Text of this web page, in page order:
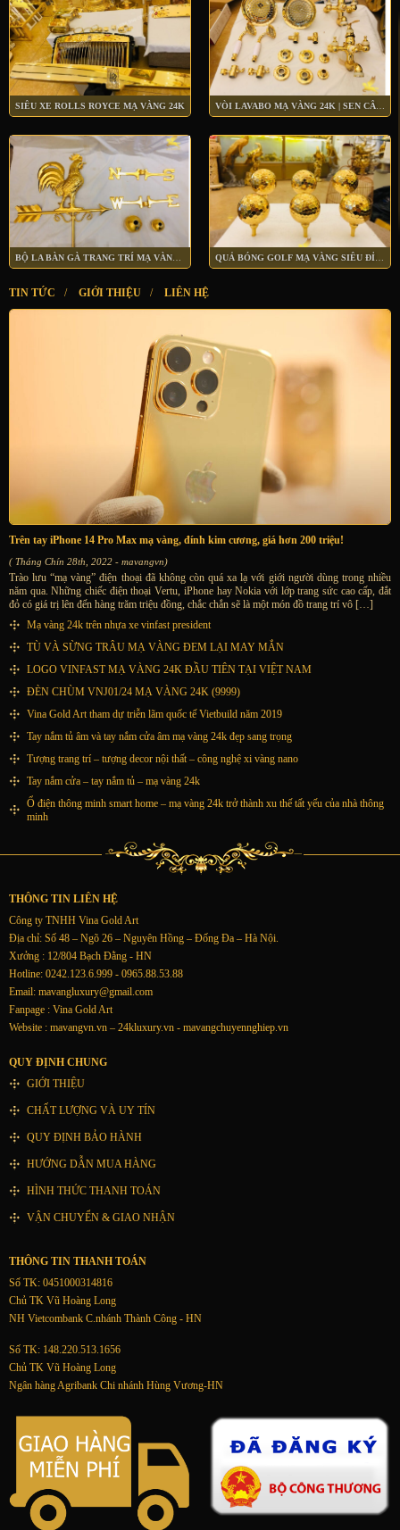
SIÊU XE ROLLS ROYCE MẠ VÀNG 24K VÒI LAVABO MẠ VÀNG 24K | SEN CÂY MẠ VÀNG 24K
BỘ LA BÀN GÀ TRANG TRÍ MẠ VÀNG 24K QUẢ BÓNG GOLF MẠ VÀNG SIÊU ĐỈNH
TIN TỨC / GIỚI THIỆU / LIÊN HỆ
Trên tay iPhone 14 Pro Max mạ vàng, đính kim cương, giá hơn 200 triệu!
( Tháng Chín 28th, 2022 - mavangvn)
Trào lưu “mạ vàng” điện thoại đã không còn quá xa lạ với giới người dùng trong nhiều
năm qua. Những chiếc điện thoại Vertu, iPhone hay Nokia với lớp trang sức cao cấp, đắt
đỏ có giá trị lên đến hàng trăm triệu đồng, chắc chắn sẽ là một món đồ trang trí vô […]
Mạ vàng 24k trên nhựa xe vinfast president
TÙ VÀ SỪNG TRÂU MẠ VÀNG ĐEM LẠI MAY MẮN
LOGO VINFAST MẠ VÀNG 24K ĐẦU TIÊN TẠI VIỆT NAM
ĐÈN CHÙM VNJ01/24 MẠ VÀNG 24K (9999)
Vina Gold Art tham dự triễn lãm quốc tế Vietbuild năm 2019
Tay nắm tủ âm và tay nắm cửa âm mạ vàng 24k đẹp sang trọng
Tượng trang trí – tượng decor nội thất – công nghệ xi vàng nano
Tay nắm cửa – tay nắm tủ – mạ vàng 24k
Ổ điện thông minh smart home – mạ vàng 24k trở thành xu thế tất yếu của nhà thông
minh
THÔNG TIN LIÊN HỆ
Công ty TNHH Vina Gold Art
Địa chỉ: Số 48 – Ngõ 26 – Nguyên Hồng – Đống Đa – Hà Nội.
Xưởng : 12/804 Bạch Đằng - HN
Hotline: 0242.123.6.999 - 0965.88.53.88
Email: mavangluxury@gmail.com
Fanpage : Vina Gold Art
Website : mavangvn.vn – 24kluxury.vn - mavangchuyennghiep.vn
QUY ĐỊNH CHUNG
GIỚI THIỆU
CHẤT LƯỢNG VÀ UY TÍN
QUY ĐỊNH BẢO HÀNH
HƯỚNG DẪN MUA HÀNG
HÌNH THỨC THANH TOÁN
VẬN CHUYỂN & GIAO NHẬN
THÔNG TIN THANH TOÁN
Số TK: 0451000314816
Chủ TK Vũ Hoàng Long
NH Vietcombank C.nhánh Thành Công - HN
Số TK: 148.220.513.1656
Chủ TK Vũ Hoàng Long
Ngân hàng Agribank Chi nhánh Hùng Vương-HN